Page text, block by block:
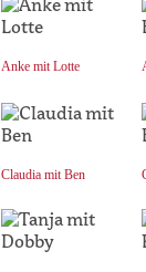
Anke mit Lotte
Claudia mit Ben